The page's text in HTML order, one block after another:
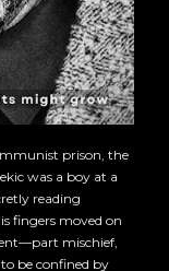
prison, the
was a boy at a
reading
fingers moved on
mischief,
be confined by